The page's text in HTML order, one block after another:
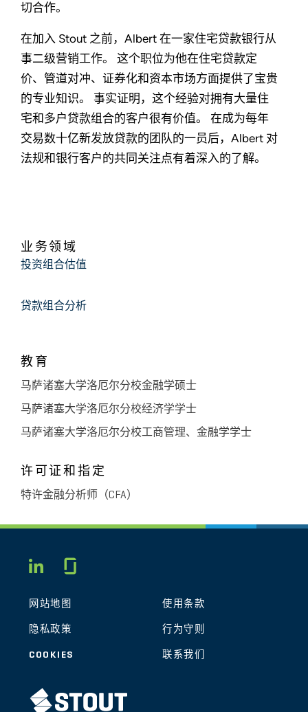
切合作。
在加入 Stout 之前，Albert 在一家住宅贷款银行从
事二级营销工作。 这个职位为他在住宅贷款定
价、管道对冲、证券化和资本市场方面提供了宝贵
的专业知识。 事实证明，这个经验对拥有大量住
宅和多户贷款组合的客户很有价值。 在成为每年
交易数十亿新发放贷款的团队的一员后，Albert 对
法规和银行客户的共同关注点有着深入的了解。
业务领域
投资组合估值
贷款组合分析
教育
马萨诸塞大学洛厄尔分校金融学硕士
马萨诸塞大学洛厄尔分校经济学学士
马萨诸塞大学洛厄尔分校工商管理、金融学学士
许可证和指定
特许金融分析师（CFA）
LINKEDIN
网站地图 使用条款
隐私政策 行为守则
COOKIES 联系我们
STOUT LOGO